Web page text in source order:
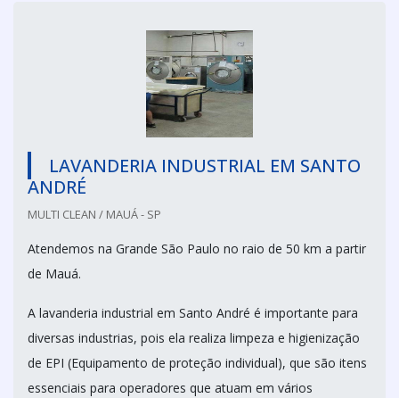
LAVANDERIA INDUSTRIAL EM SANTO
ANDRÉ
MULTI CLEAN / MAUÁ - SP
Atendemos na Grande São Paulo no raio de 50 km a partir
de Mauá.
A lavanderia industrial em Santo André é importante para
diversas industrias, pois ela realiza limpeza e higienização
de EPI (Equipamento de proteção individual), que são itens
essenciais para operadores que atuam em vários